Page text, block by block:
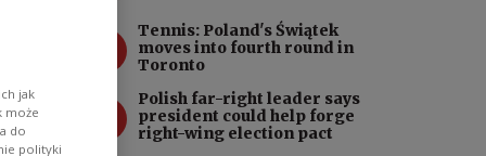
РУССКИЙ
УКРАЇНСЬКА
Tennis: Poland's Świątek
moves into fourth round in
Toronto
Polish far-right leader says
president could help forge
right-wing election pact
jak
może
do
polityki